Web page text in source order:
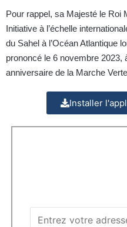
Pour rappel, sa Majesté le Roi
Initiative à l’échelle
du Sahel à l’Océan Atlantique
prononcé le 6 novembre 2023,
anniversaire de la Marche
Installer